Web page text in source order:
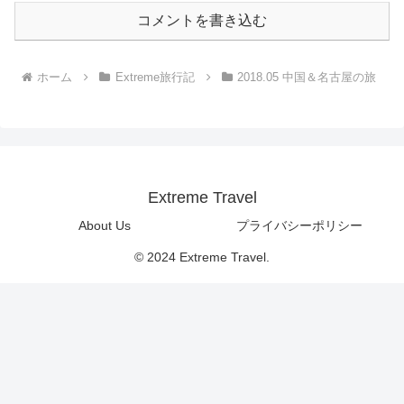
コメントを書き込む
ホーム Extreme旅行記 2018.05 中国＆名古屋の旅
Extreme Travel
About Us プライバシーポリシー
© 2024 Extreme Travel.